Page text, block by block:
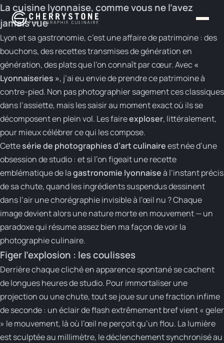
Panneau de gestion des cookies
La cuisine lyonnaise, comme vous ne l’avez
jamais vue
Lyon et sa gastronomie, c’est une affaire de patrimoine : des
bouchons, des recettes transmises de génération en
génération, des plats que l’on connaît par cœur. Avec «
Lyonnaiseries », j’ai eu envie de prendre ce patrimoine à
contre-pied. Non pas photographier sagement ces classiques
dans l’assiette, mais les saisir au moment exact où ils se
décomposent en plein vol. Les faireexploser, littéralement,
pour mieux célébrer ce qui les compose.
Cettesérie de photographies d’art culinaireest née d’une
obsession de studio : et si l’on figeait une recette
emblématique de lagastronomie lyonnaiseà l’instant précis
de sa chute, quand les ingrédients suspendus dessinent
dans l’air une chorégraphie invisible à l’œil nu ? Chaque
image devient alors une nature morte en mouvement — un
paradoxe qui résume assez bien ma façon de voir la
photographie culinaire.
Figer l’explosion : les coulisses
Derrière chaque cliché en apparence spontané se cachent
de longues heures de studio. Pour immortaliser une
projection ou une chute, tout se joue sur une fraction infime
de seconde : un éclair de flash extrêmement bref vient « geler
» le mouvement, là où l’œil ne perçoit qu’un flou. La lumière
est sculptée au millimètre, le déclenchement synchronisé au